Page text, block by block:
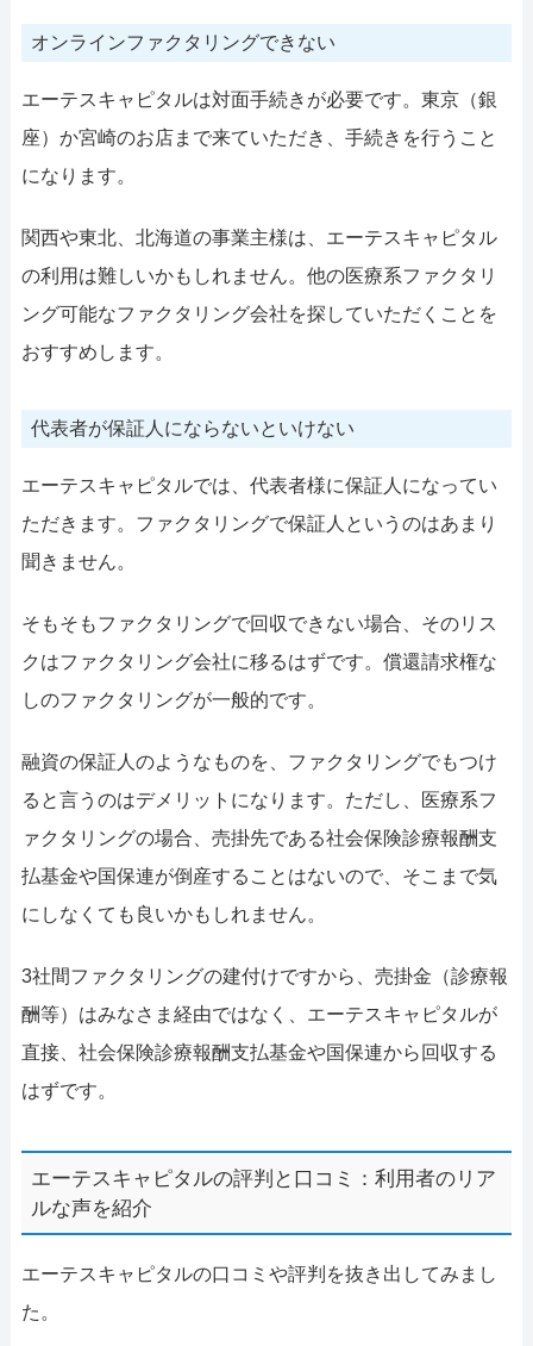
オンラインファクタリングできない
エーテスキャピタルは対面手続きが必要です。東京（銀
座）か宮崎のお店まで来ていただき、手続きを行うこと
になります。
関西や東北、北海道の事業主様は、エーテスキャピタル
の利用は難しいかもしれません。他の医療系ファクタリ
ング可能なファクタリング会社を探していただくことを
おすすめします。
代表者が保証人にならないといけない
エーテスキャピタルでは、代表者様に保証人になってい
ただきます。ファクタリングで保証人というのはあまり
聞きません。
そもそもファクタリングで回収できない場合、そのリス
クはファクタリング会社に移るはずです。償還請求権な
しのファクタリングが一般的です。
融資の保証人のようなものを、ファクタリングでもつけ
ると言うのはデメリットになります。ただし、医療系フ
ァクタリングの場合、売掛先である社会保険診療報酬支
払基金や国保連が倒産することはないので、そこまで気
にしなくても良いかもしれません。
3社間ファクタリングの建付けですから、売掛金（診療報
酬等）はみなさま経由ではなく、エーテスキャピタルが
直接、社会保険診療報酬支払基金や国保連から回収する
はずです。
エーテスキャピタルの評判と口コミ：利用者のリア
ルな声を紹介
エーテスキャピタルの口コミや評判を抜き出してみまし
た。